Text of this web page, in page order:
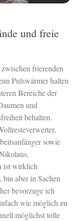
und freie
frierenden
Pulswärmer halten
Bereiche der
und
behalten.
sowie
ist wirklich
aber in Sachen
bevorzuge ich
wie möglich zu
möglichst tolle